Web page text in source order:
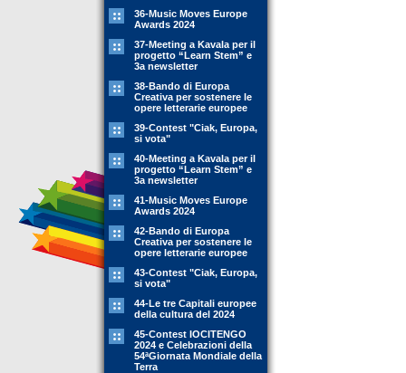
36-Music Moves Europe
Awards 2024
37-Meeting a Kavala per il
progetto “Learn Stem” e
3a newsletter
38-Bando di Europa
Creativa per sostenere le
opere letterarie europee
39-Contest "Ciak, Europa,
si vota"
40-Meeting a Kavala per il
progetto “Learn Stem” e
3a newsletter
41-Music Moves Europe
Awards 2024
42-Bando di Europa
Creativa per sostenere le
opere letterarie europee
43-Contest "Ciak, Europa,
si vota"
44-Le tre Capitali europee
della cultura del 2024
45-Contest IOCITENGO
2024 e Celebrazioni della
54ªGiornata Mondiale della
Terra